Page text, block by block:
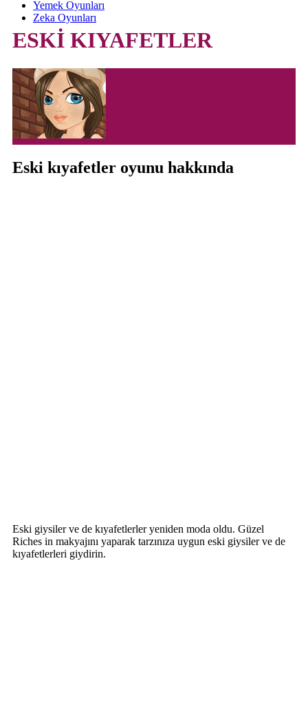
Yemek Oyunları
Zeka Oyunları
ESKİ KIYAFETLER
Eski kıyafetler oyunu hakkında
Eski giysiler ve de kıyafetlerler yeniden moda oldu. Güzel
Riches in makyajını yaparak tarzınıza uygun eski giysiler ve de
kıyafetlerleri giydirin.